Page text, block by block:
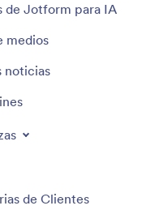
de Jotform para IA
medios
noticias
de Clientes